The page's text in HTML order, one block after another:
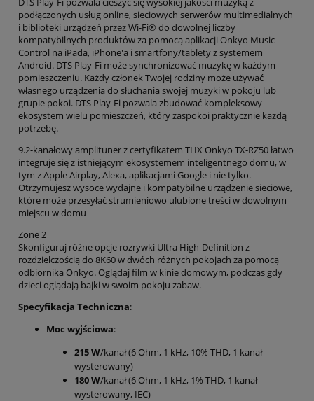
podłączonych usług online, sieciowych serwerów multimedialnych
i biblioteki urządzeń przez Wi-Fi® do dowolnej liczby
kompatybilnych produktów za pomocą aplikacji Onkyo Music
Control na iPada, iPhone'a i smartfony/tablety z systemem
Android. DTS Play-Fi może synchronizować muzykę w każdym
pomieszczeniu. Każdy członek Twojej rodziny może używać
własnego urządzenia do słuchania swojej muzyki w pokoju lub
grupie pokoi. DTS Play-Fi pozwala zbudować kompleksowy
ekosystem wielu pomieszczeń, który zaspokoi praktycznie każdą
potrzebę.
9.2-kanałowy amplituner z certyfikatem THX Onkyo TX-RZ50 łatwo
integruje się z istniejącym ekosystemem inteligentnego domu, w
tym z Apple Airplay, Alexa, aplikacjami Google i nie tylko.
Otrzymujesz wysoce wydajne i kompatybilne urządzenie sieciowe,
które może przesyłać strumieniowo ulubione treści w dowolnym
miejscu w domu
Zone 2
Skonfiguruj różne opcje rozrywki Ultra High-Definition z
rozdzielczością do 8K60 w dwóch różnych pokojach za pomocą
odbiornika Onkyo. Oglądaj film w kinie domowym, podczas gdy
dzieci oglądają bajki w swoim pokoju zabaw.
Specyfikacja Techniczna:
Moc wyjściowa:
215 W/kanał (6 Ohm, 1 kHz, 10% THD, 1 kanał
wysterowany)
180 W/kanał (6 Ohm, 1 kHz, 1% THD, 1 kanał
wysterowany, IEC)